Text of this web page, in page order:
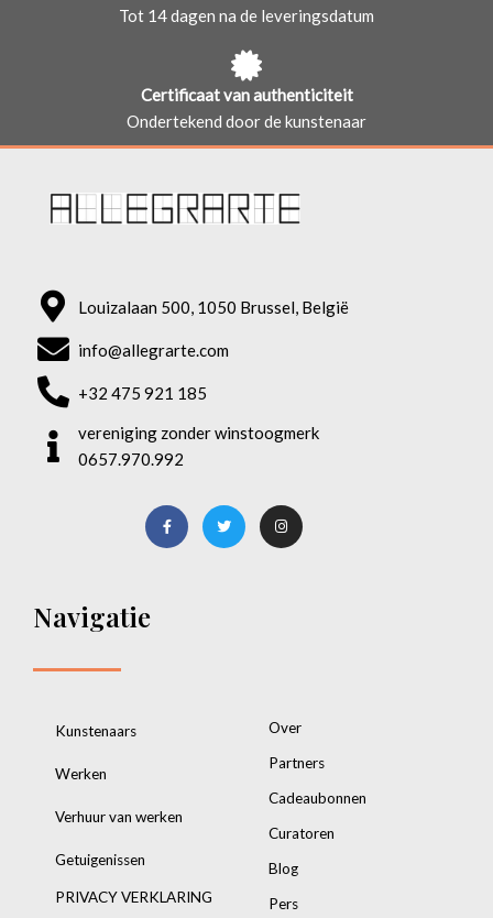
Tot 14 dagen na de leveringsdatum
Certificaat van authenticiteit
Ondertekend door de kunstenaar
Louizalaan 500, 1050 Brussel, België
info@allegrarte.com
+32 475 921 185
vereniging zonder winstoogmerk
0657.970.992
Navigatie
Kunstenaars
Werken
Verhuur van werken
Getuigenissen
PRIVACY VERKLARING
Over
Partners
Cadeaubonnen
Curatoren
Blog
Pers